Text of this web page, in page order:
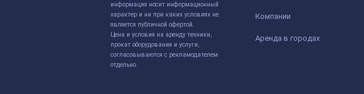
информация носит информационный
характер и ни при каких условиях не
является публичной офертой.
Цена и условия на аренду техники,
прокат оборудования и услуги,
согласовываются с рекламодателем
отдельно.
Компании
Аренда в городах